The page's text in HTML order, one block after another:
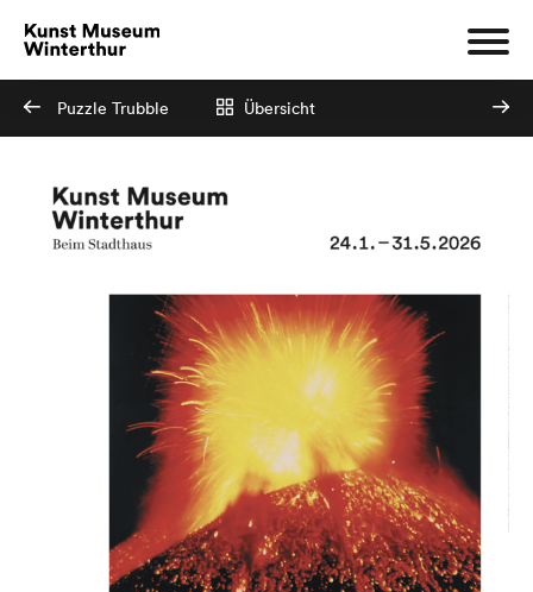
Puzzle Trubble Übersicht